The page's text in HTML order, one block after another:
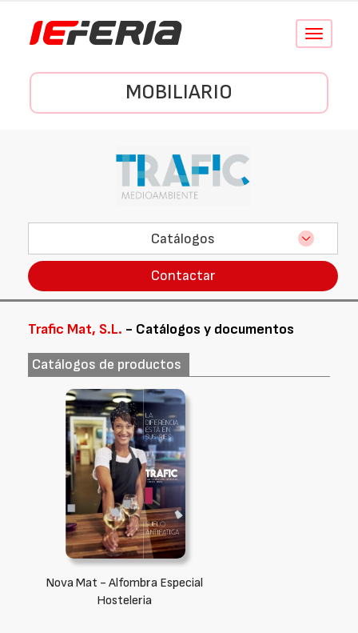
Conmutar
MOBILIARIO
Catálogos
Contactar
Trafic Mat, S.L. - Catálogos y documentos
Catálogos de productos
Nova Mat - Alfombra Especial
Hosteleria